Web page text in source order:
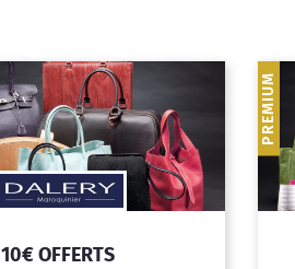
10€ OFFERTS
PREMIUM